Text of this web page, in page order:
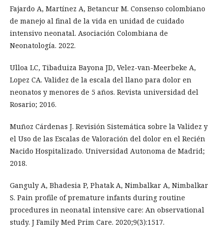
Fajardo A, Martínez A, Betancur M. Consenso colombiano
de manejo al final de la vida en unidad de cuidado
intensivo neonatal. Asociación Colombiana de
Neonatología. 2022.
Ulloa LC, Tibaduiza Bayona JD, Velez-van-Meerbeke A,
Lopez CA. Validez de la escala del llano para dolor en
neonatos y menores de 5 años. Revista universidad del
Rosario; 2016.
Muñoz Cárdenas J. Revisión Sistemática sobre la Validez y
el Uso de las Escalas de Valoración del dolor en el Recién
Nacido Hospitalizado. Universidad Autonoma de Madrid;
2018.
Ganguly A, Bhadesia P, Phatak A, Nimbalkar A, Nimbalkar
S. Pain profile of premature infants during routine
procedures in neonatal intensive care: An observational
study. J Family Med Prim Care. 2020;9(3):1517.